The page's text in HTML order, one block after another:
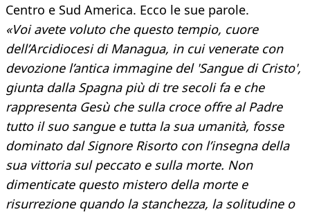
Centro e Sud America. Ecco le sue parole.
«Voi avete voluto che questo tempio, cuore
dell’Arcidiocesi di Managua, in cui venerate con
devozione l’antica immagine del 'Sangue di Cristo',
giunta dalla Spagna più di tre secoli fa e che
rappresenta Gesù che sulla croce offre al Padre
tutto il suo sangue e tutta la sua umanità, fosse
dominato dal Signore Risorto con l’insegna della
sua vittoria sul peccato e sulla morte. Non
dimenticate questo mistero della morte e
risurrezione quando la stanchezza, la solitudine o